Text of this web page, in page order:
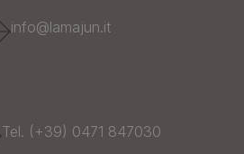
info@lamajun.it
Tel. (+39) 0471 847030